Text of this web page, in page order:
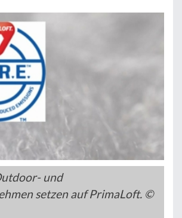
und
setzen auf PrimaLoft. ©